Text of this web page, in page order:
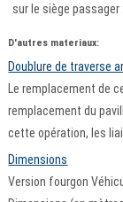
sur le siège passager
D'autres materiaux:
Doublure de traverse
Le remplacement de
remplacement du
cette opération, les
Dimensions
Version fourgon